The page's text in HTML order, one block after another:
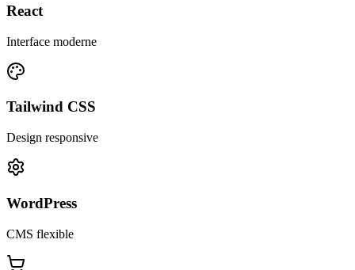
React
Interface moderne
Tailwind CSS
Design responsive
WordPress
CMS flexible